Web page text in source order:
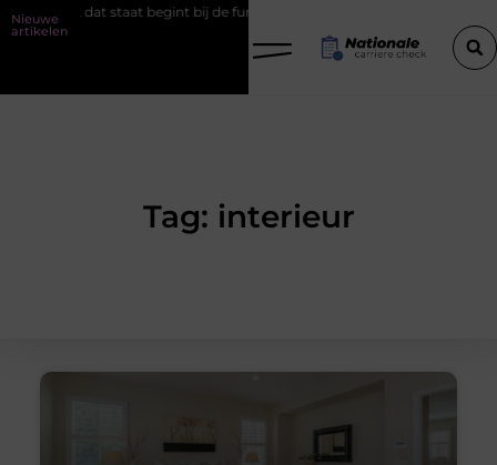
Nieuwe
artikelen
dat staat begint bij de fundering
Tag: interieur